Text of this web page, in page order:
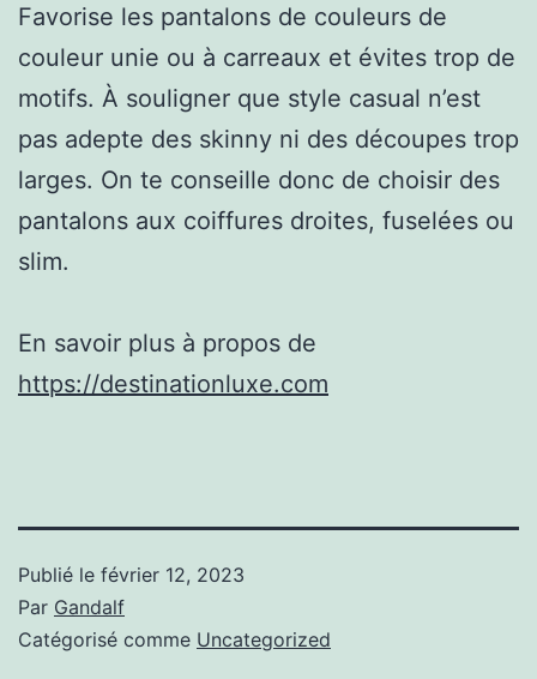
Favorise les pantalons de couleurs de
couleur unie ou à carreaux et évites trop de
motifs. À souligner que style casual n’est
pas adepte des skinny ni des découpes trop
larges. On te conseille donc de choisir des
pantalons aux coiffures droites, fuselées ou
slim.
En savoir plus à propos de
https://destinationluxe.com
Publié le février 12, 2023
Par Gandalf
Catégorisé comme Uncategorized